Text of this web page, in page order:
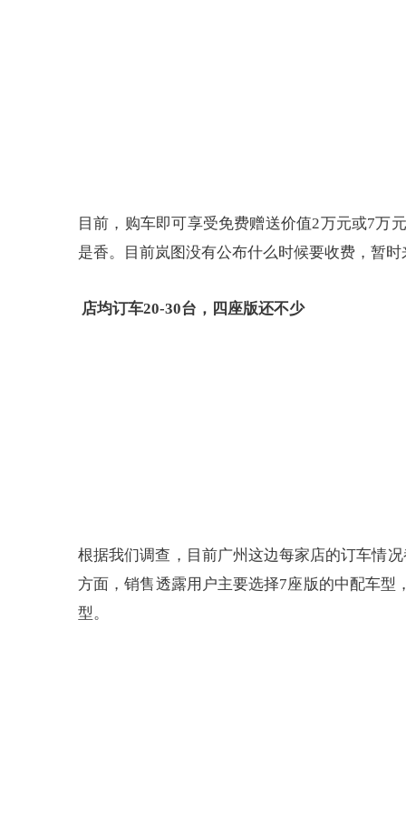
目前，购车即可享受免费赠送价值2万元或7万
是香。目前岚图没有公布什么时候要收费，暂
店均订车20-30台，四座版还不少
根据我们调查，目前广州这边每家店的订车情
方面，销售透露用户主要选择7座版的中配车
型。